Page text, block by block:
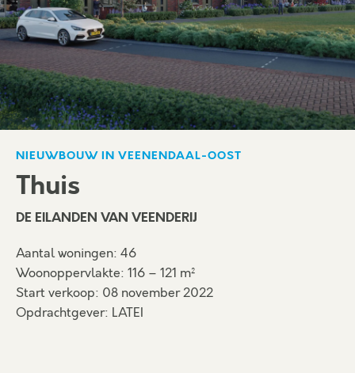
NIEUWBOUW IN VEENENDAAL-OOST
Thuis
DE EILANDEN VAN VEENDERIJ
Aantal woningen: 46
Woonoppervlakte: 116 – 121 m²
Start verkoop: 08 november 2022
Opdrachtgever: LATEI